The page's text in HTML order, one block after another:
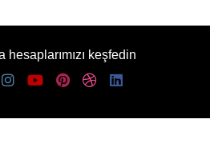
hesaplarımızı keşfedin